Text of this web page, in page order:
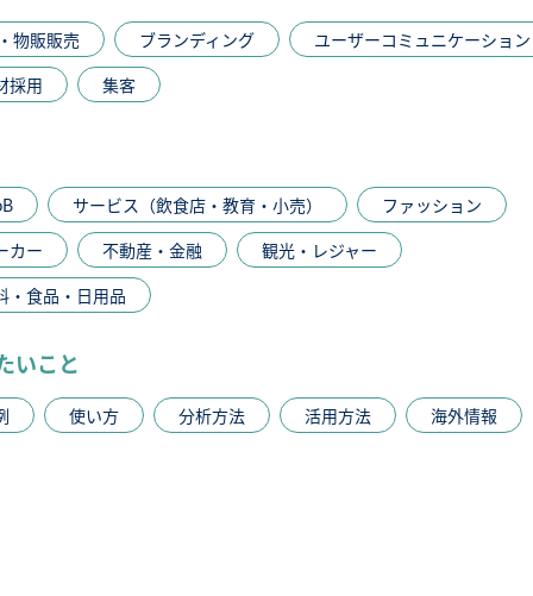
物販販売 ブランディング
ユーザーコミュニケーション
採用
集客
サービス（飲食店・教育・小売）
ファッション
カー
不動産・金融
観光・レジャー
・食品・日用品
いこと
使い方 分析方法 活用方法 海外情報